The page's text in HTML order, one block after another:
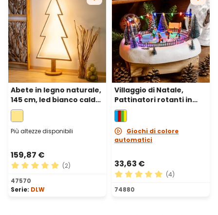
Abete in legno naturale,
145 cm, led bianco caldo,
uso interno
Più altezze disponibili
159,87 €
Valutazione media di 5 su 5 stelle
(2)
47570
Serie: DLW
Villaggio di Natale,
Pattinatori rotanti in
movimento su pista, h 13
cm, musiche natalizie
Giochi di colore
automatici
33,63 €
Valutazione media di 5 su
(4)
74880